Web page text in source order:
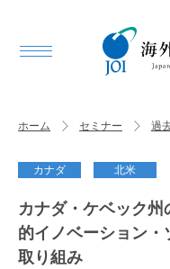
ホーム セミナー 過
カナダ 北米
カナダ・ケベック
的イノベーション・
取り組み